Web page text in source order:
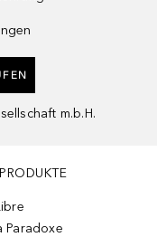
m.b.H.
Paradoxe